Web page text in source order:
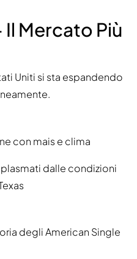
Mercato Più
Uniti si sta espandendo
con mais e clima
dalle condizioni
degli American Single